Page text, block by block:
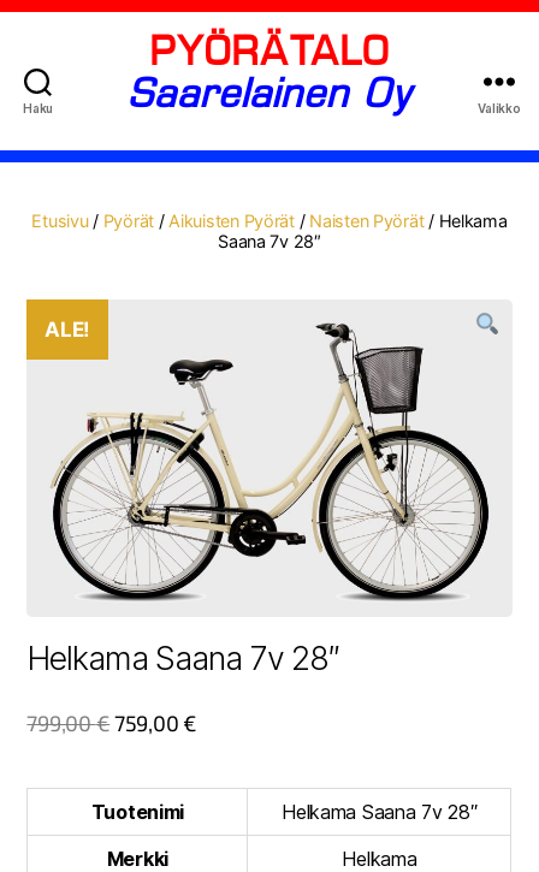
Haku
PYÖRÄTALO
Saarelainen Oy
Valikko
Etusivu/ Pyörät / Aikuisten Pyörät/ Naisten Pyörät/ Helkama
Saana 7v 28″
ALE!
Helkama Saana 7v 28″
799,00€759,00 €
Tuotenimi
Helkama Saana 7v 28″
Merkki
Helkama